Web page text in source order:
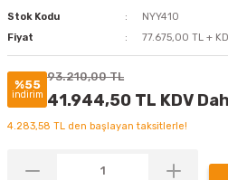
Stok Kodu
NYY410
Fiyat
77.675,00 TL +
%55
indirim
93.210,00 TL
41.944,50 TL KDV
4.283,58 TL den başlayan taksitlerle!